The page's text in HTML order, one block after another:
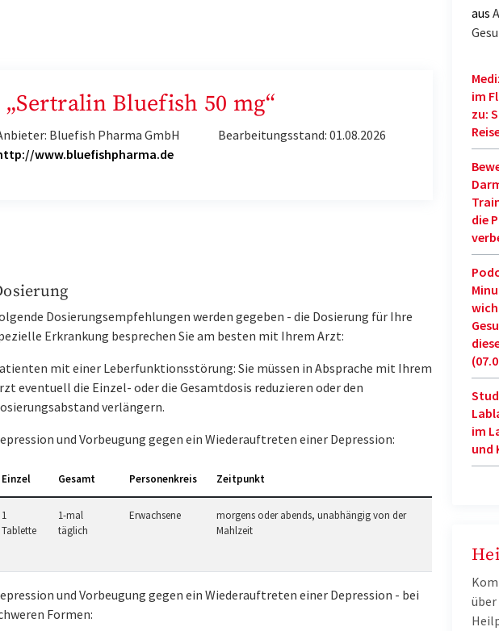
Bluefish 50 mg“
Bluefish Pharma GmbH
www.bluefishpharma.de
Bearbeitungsstand: 01.08.2026
Dosierungsempfehlungen werden gegeben - die Dosierung für Ihre
Erkrankung besprechen Sie am besten mit Ihrem Arzt:
mit einer Leberfunktionsstörung: Sie müssen in Absprache mit Ihrem
eventuell die Einzel- oder die Gesamtdosis reduzieren oder den
verlängern.
und Vorbeugung gegen ein Wiederauftreten einer Depression:
Einzel Gesamt Personenkreis Zeitpunkt
1
Tablette
1-mal
täglich
Erwachsene
morgens oder abends, unabhängig von der
Mahlzeit
und Vorbeugung gegen ein Wiederauftreten einer Depression - bei
Formen:
aus
im
zu:
die
im
und